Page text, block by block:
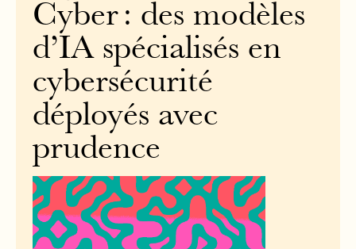
Cyber : des modèles
d’IA spécialisés en
cybersécurité
déployés avec
prudence